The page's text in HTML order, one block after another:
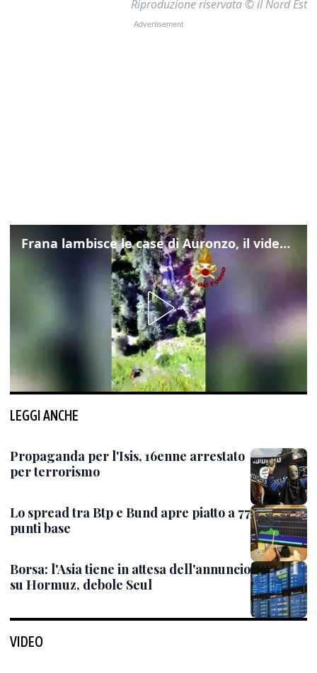
Riproduzione riservata © il Nord Est
Frana lambisce le case di Auronzo, il video dall'elicottero dei vigili del fuoco
LEGGI ANCHE
Propaganda per l'Isis, 16enne arrestato
per terrorismo
Lo spread tra Btp e Bund apre piatto a 77
punti base
Borsa: l'Asia tiene in attesa dell'annuncio
su Hormuz, debole Seul
VIDEO